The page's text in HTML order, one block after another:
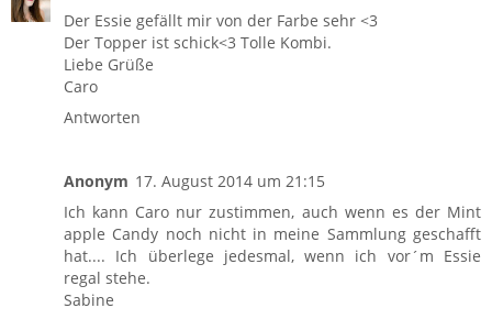
Der Essie gefällt mir von der Farbe sehr <3
Der Topper ist schick<3 Tolle Kombi.
Liebe Grüße
Caro
Antworten
Anonym 17. August 2014 um 21:15
Ich kann Caro nur zustimmen, auch wenn es der Mint
apple Candy noch nicht in meine Sammlung geschafft
hat.... Ich überlege jedesmal, wenn ich vor´m Essie
regal stehe.
Sabine